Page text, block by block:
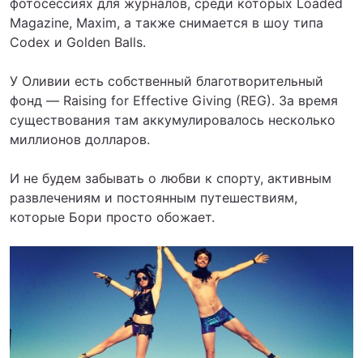
Magazine, Maxim, а также снимается в шоу типа
Codex и Golden Balls.
У Оливии есть собственный благотворительный
фонд — Raising for Effective Giving (REG). За время
существования там аккумулировалось несколько
миллионов долларов.
И не будем забывать о любви к спорту, активным
развлечениям и постоянным путешествиям,
которые Бори просто обожает.